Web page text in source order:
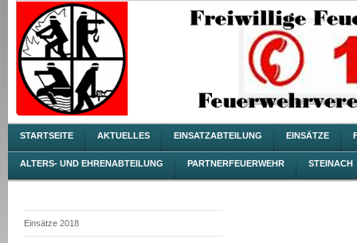
STARTSEITE AKTUELLES EINSATZABTEILUNG EINSÄTZE
ALTERS- UND EHRENABTEILUNG PARTNERFEUERWEHR STEINACH
Einsätze 2018